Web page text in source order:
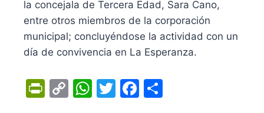
la concejala de Tercera Edad, Sara Cano,
entre otros miembros de la corporación
municipal; concluyéndose la actividad con un
día de convivencia en La Esperanza.
Pr C
W T
F